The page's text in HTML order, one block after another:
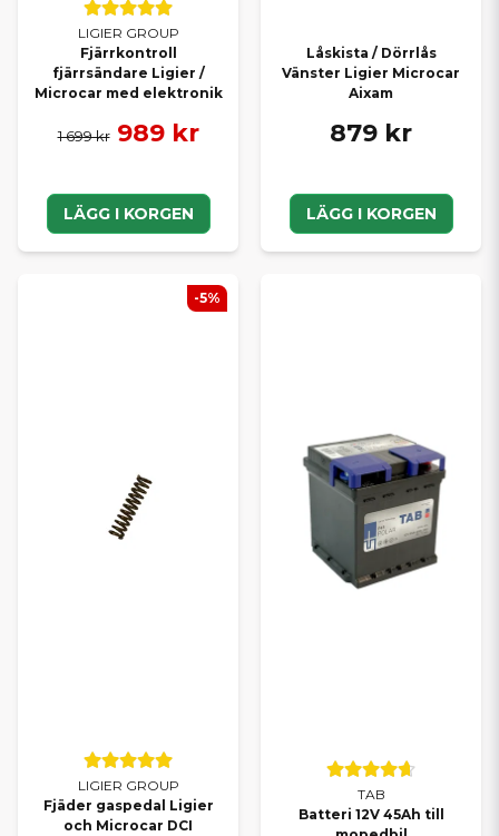
LIGIER GROUP
Fjärrkontroll
fjärrsändare Ligier /
Microcar med elektronik
1 699 kr 989 kr
LÄGG I KORGEN
Låskista / Dörrlås
Vänster Ligier Microcar
Aixam
879 kr
LÄGG I KORGEN
LIGIER GROUP
Fjäder gaspedal Ligier
och Microcar DCI
-5%
TAB
Batteri 12V 45Ah till